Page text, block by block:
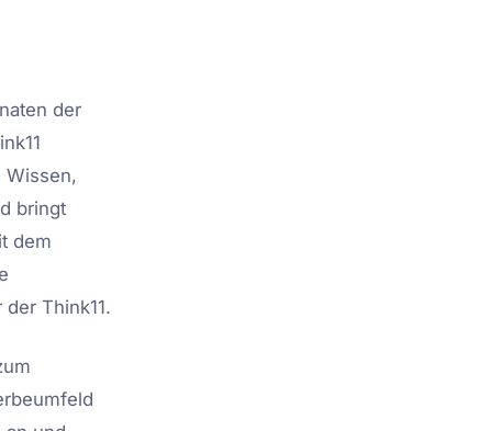
der
Wissen,
bringt
dem
Think11.